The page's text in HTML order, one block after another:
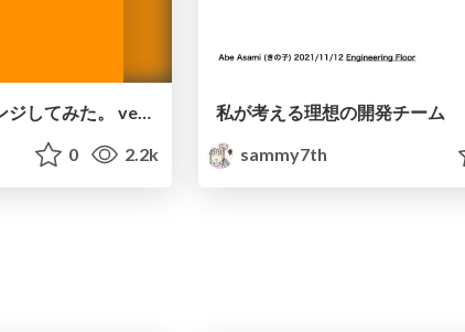
自作キーボードにチャレンジしてみた。 ver 2.0
0 2.2k
私が考える理想の開発チーム
sammy7th